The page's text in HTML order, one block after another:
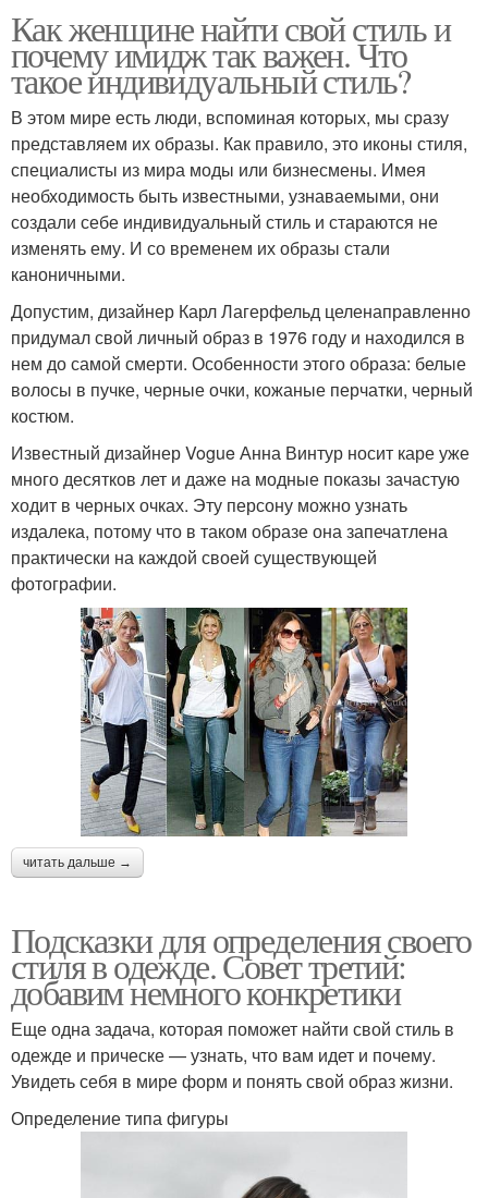
Как женщине найти свой стиль и
почему имидж так важен. Что
такое индивидуальный стиль?
В этом мире есть люди, вспоминая которых, мы сразу
представляем их образы. Как правило, это иконы стиля,
специалисты из мира моды или бизнесмены. Имея
необходимость быть известными, узнаваемыми, они
создали себе индивидуальный стиль и стараются не
изменять ему. И со временем их образы стали
каноничными.
Допустим, дизайнер Карл Лагерфельд целенаправленно
придумал свой личный образ в 1976 году и находился в
нем до самой смерти. Особенности этого образа: белые
волосы в пучке, черные очки, кожаные перчатки, черный
костюм.
Известный дизайнер Vogue Анна Винтур носит каре уже
много десятков лет и даже на модные показы зачастую
ходит в черных очках. Эту персону можно узнать
издалека, потому что в таком образе она запечатлена
практически на каждой своей существующей
фотографии.
читать дальше →
Подсказки для определения своего
стиля в одежде. Совет третий:
добавим немного конкретики
Еще одна задача, которая поможет найти свой стиль в
одежде и прическе — узнать, что вам идет и почему.
Увидеть себя в мире форм и понять свой образ жизни.
Определение типа фигуры